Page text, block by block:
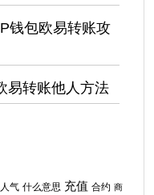
钱包欧易转账攻
易转账他人方法
人气 什么意思 充值 合约 商